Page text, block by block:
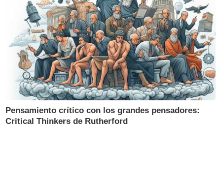
Pensamiento crítico con los grandes pensadores:
Critical Thinkers de Rutherford